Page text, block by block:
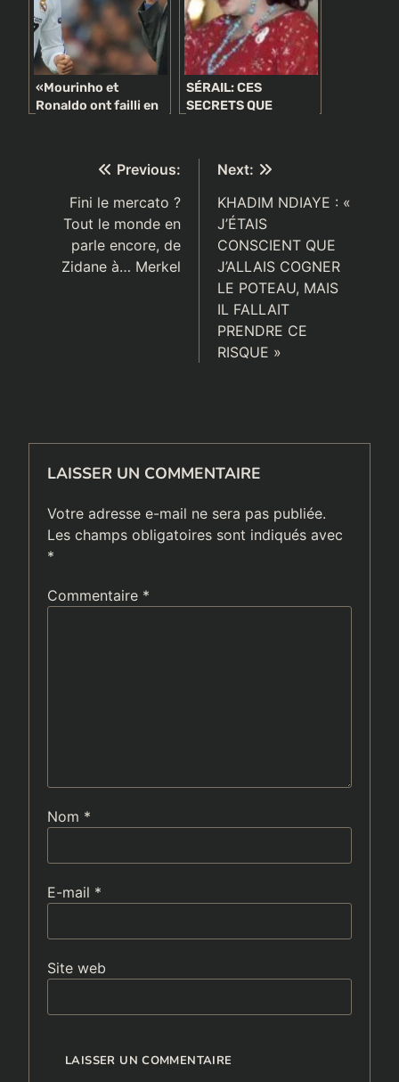
«Mourinho et
Ronaldo ont failli en
SÉRAIL: CES
SECRETS QUE
CAMEROUNAIS
Navigation
de
l’article
Previous:
Fini le mercato ?
Tout le monde en
parle encore, de
Zidane à… Merkel
Next:
KHADIM NDIAYE : «
J’ÉTAIS
CONSCIENT QUE
J’ALLAIS COGNER
LE POTEAU, MAIS
IL FALLAIT
PRENDRE CE
RISQUE »
LAISSER UN COMMENTAIRE
Votre adresse e-mail ne sera pas publiée.
Les champs obligatoires sont indiqués avec
*
Commentaire *
Nom *
E-mail *
Site web